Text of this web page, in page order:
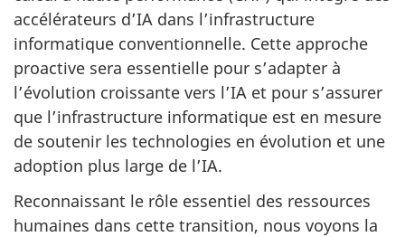
accélérateurs d’IA dans l’infrastructure
informatique conventionnelle. Cette approche
proactive sera essentielle pour s’adapter à
l’évolution croissante vers l’IA et pour s’assurer
que l’infrastructure informatique est en mesure
de soutenir les technologies en évolution et une
adoption plus large de l’IA.
Reconnaissant le rôle essentiel des ressources
humaines dans cette transition, nous voyons la